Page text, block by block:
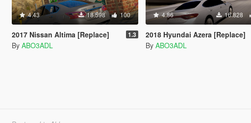
4.43 18.598 100
2017 Nissan Altima [Replace] 1.3
By ABO3ADL
4.86 16.828
2018 Hyundai Azera [Replace]
By ABO3ADL